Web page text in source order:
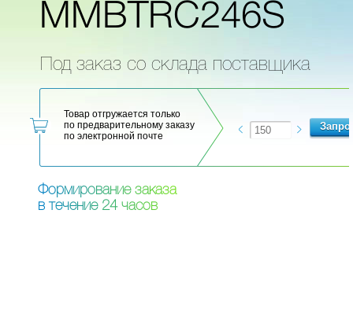
MMBTRC246S
Под заказ со склада поставщика
Товар отгружается только
по предварительному заказу
по электронной почте
Формирование заказа
в течение 24 часов